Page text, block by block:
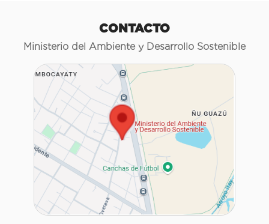
CONTACTO
Ministerio del Ambiente y Desarrollo Sostenible